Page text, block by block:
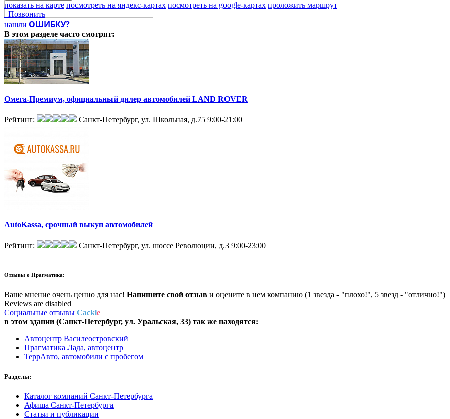
показать на карте посмотреть на яндекс-картах посмотреть на google-картах проложить маршрут
Позвонить
нашли ОШИБКУ?
В этом разделе часто смотрят:
Омега-Премиум, официальный дилер автомобилей LAND ROVER
Рейтинг: Санкт-Петербург, ул. Школьная, д.75 9:00-21:00
AutoKassa, срочный выкуп автомобилей
Рейтинг: Санкт-Петербург, ул. шоссе Революции, д.3 9:00-23:00
Отзывы о Прагматика:
Ваше мнение очень ценно для нас! Напишите свой отзыв и оцените в нем компанию (1 звезда - "плохо!", 5 звезд - "отлично!")
Reviews are disabled
Социальные отзывы Cackle
в этом здании (Санкт-Петербург, ул. Уральская, 33) так же находятся:
Автоцентр Василеостровский
Прагматика Лада, автоцентр
ТеррАвто, автомобили с пробегом
Разделы:
Каталог компаний Санкт-Петербурга
Афиша Санкт-Петербурга
Статьи и публикации